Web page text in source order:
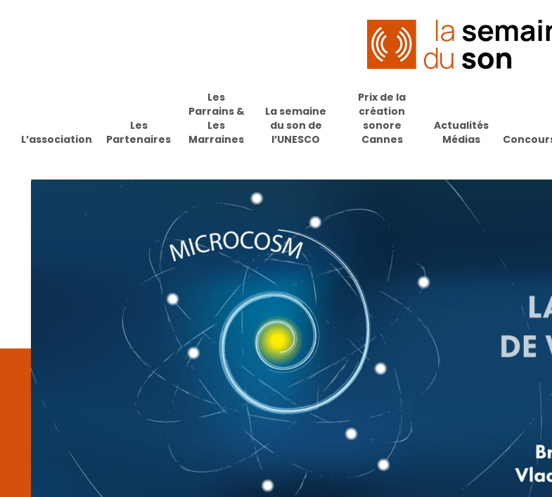
Appuyez sur Enter pour effectuer une recherche ou sur ESC pour fermer
L’association
Les
Partenaires
Les
Parrains &
Les
Marraines
La semaine
du son de
l’UNESCO
Prix de la
création
sonore
Cannes
Actualités
Médias